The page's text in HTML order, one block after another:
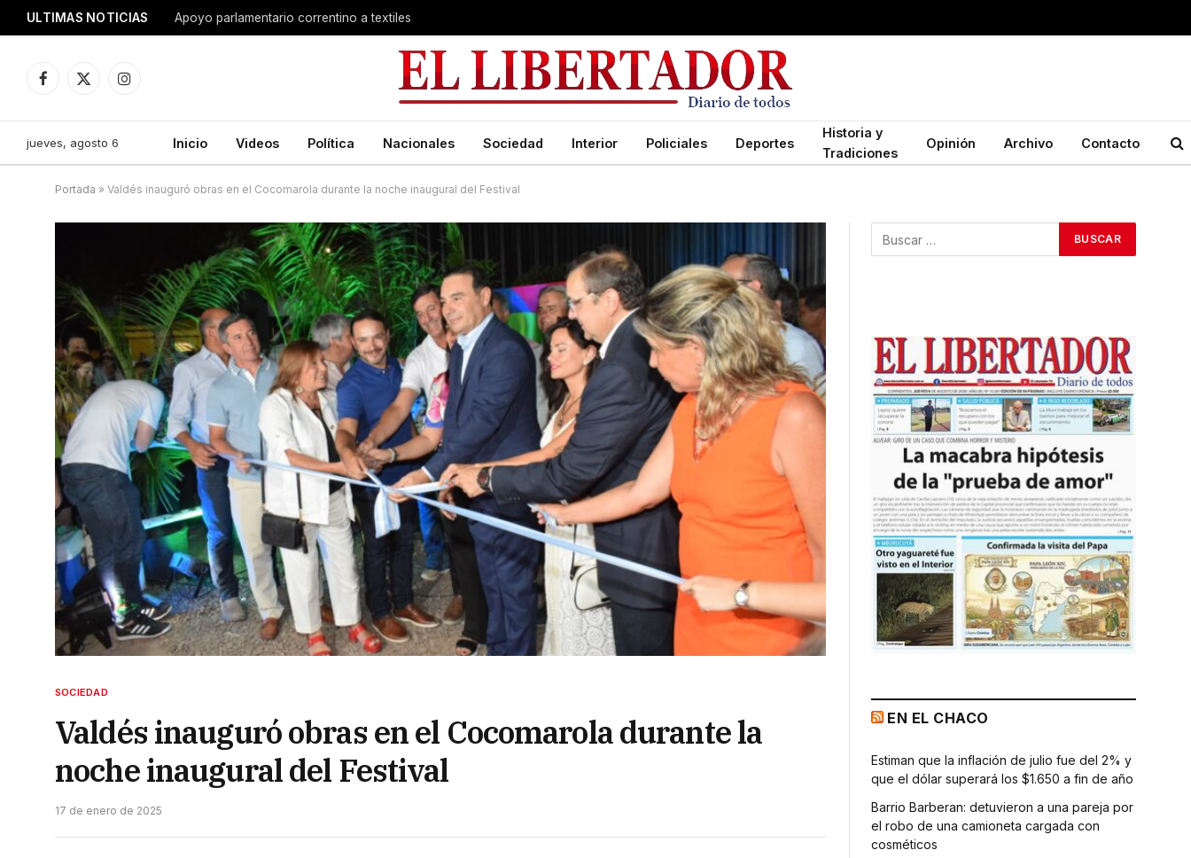
ULTIMAS NOTICIAS Apoyo parlamentario correntino a textiles
Facebook
X
Instagram
jueves, agosto 6 Inicio Videos Política Nacionales Sociedad Interior Policiales Deportes
Historia y
Tradiciones
Opinión Archivo Contacto
Portada » Valdés inauguró obras en el Cocomarola durante la noche inaugural del Festival
SOCIEDAD
Valdés inauguró obras en el Cocomarola durante la
noche inaugural del Festival
17 de enero de 2025
EN EL CHACO
Estiman que la inflación de julio fue del 2% y
que el dólar superará los $1.650 a fin de año
Barrio Barberan: detuvieron a una pareja por
el robo de una camioneta cargada con
cosméticos